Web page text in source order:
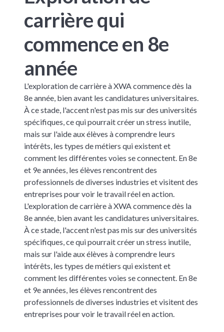
carrière qui
commence en 8e
année
L'exploration de carrière à XWA commence dès la
8e année, bien avant les candidatures universitaires.
À ce stade, l'accent n'est pas mis sur des universités
spécifiques, ce qui pourrait créer un stress inutile,
mais sur l'aide aux élèves à comprendre leurs
intérêts, les types de métiers qui existent et
comment les différentes voies se connectent. En 8e
et 9e années, les élèves rencontrent des
professionnels de diverses industries et visitent des
entreprises pour voir le travail réel en action.
L'exploration de carrière à XWA commence dès la
8e année, bien avant les candidatures universitaires.
À ce stade, l'accent n'est pas mis sur des universités
spécifiques, ce qui pourrait créer un stress inutile,
mais sur l'aide aux élèves à comprendre leurs
intérêts, les types de métiers qui existent et
comment les différentes voies se connectent. En 8e
et 9e années, les élèves rencontrent des
professionnels de diverses industries et visitent des
entreprises pour voir le travail réel en action.